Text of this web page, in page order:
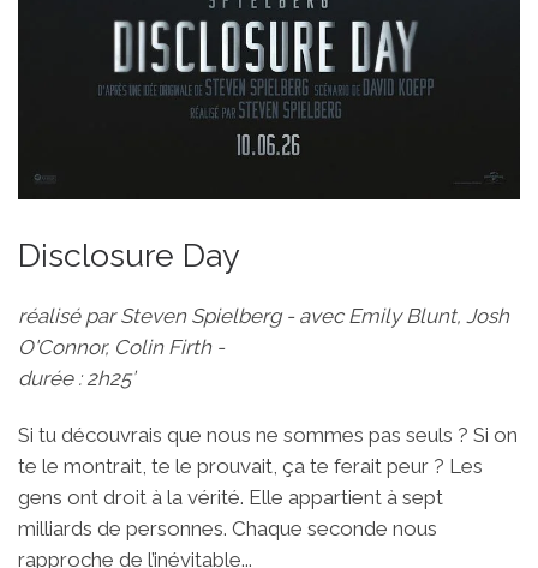
Disclosure Day
réalisé par Steven Spielberg - avec Emily Blunt, Josh
O'Connor, Colin Firth -
durée : 2h25’
Si tu découvrais que nous ne sommes pas seuls ? Si on
te le montrait, te le prouvait, ça te ferait peur ? Les
gens ont droit à la vérité. Elle appartient à sept
milliards de personnes. Chaque seconde nous
rapproche de l’inévitable...